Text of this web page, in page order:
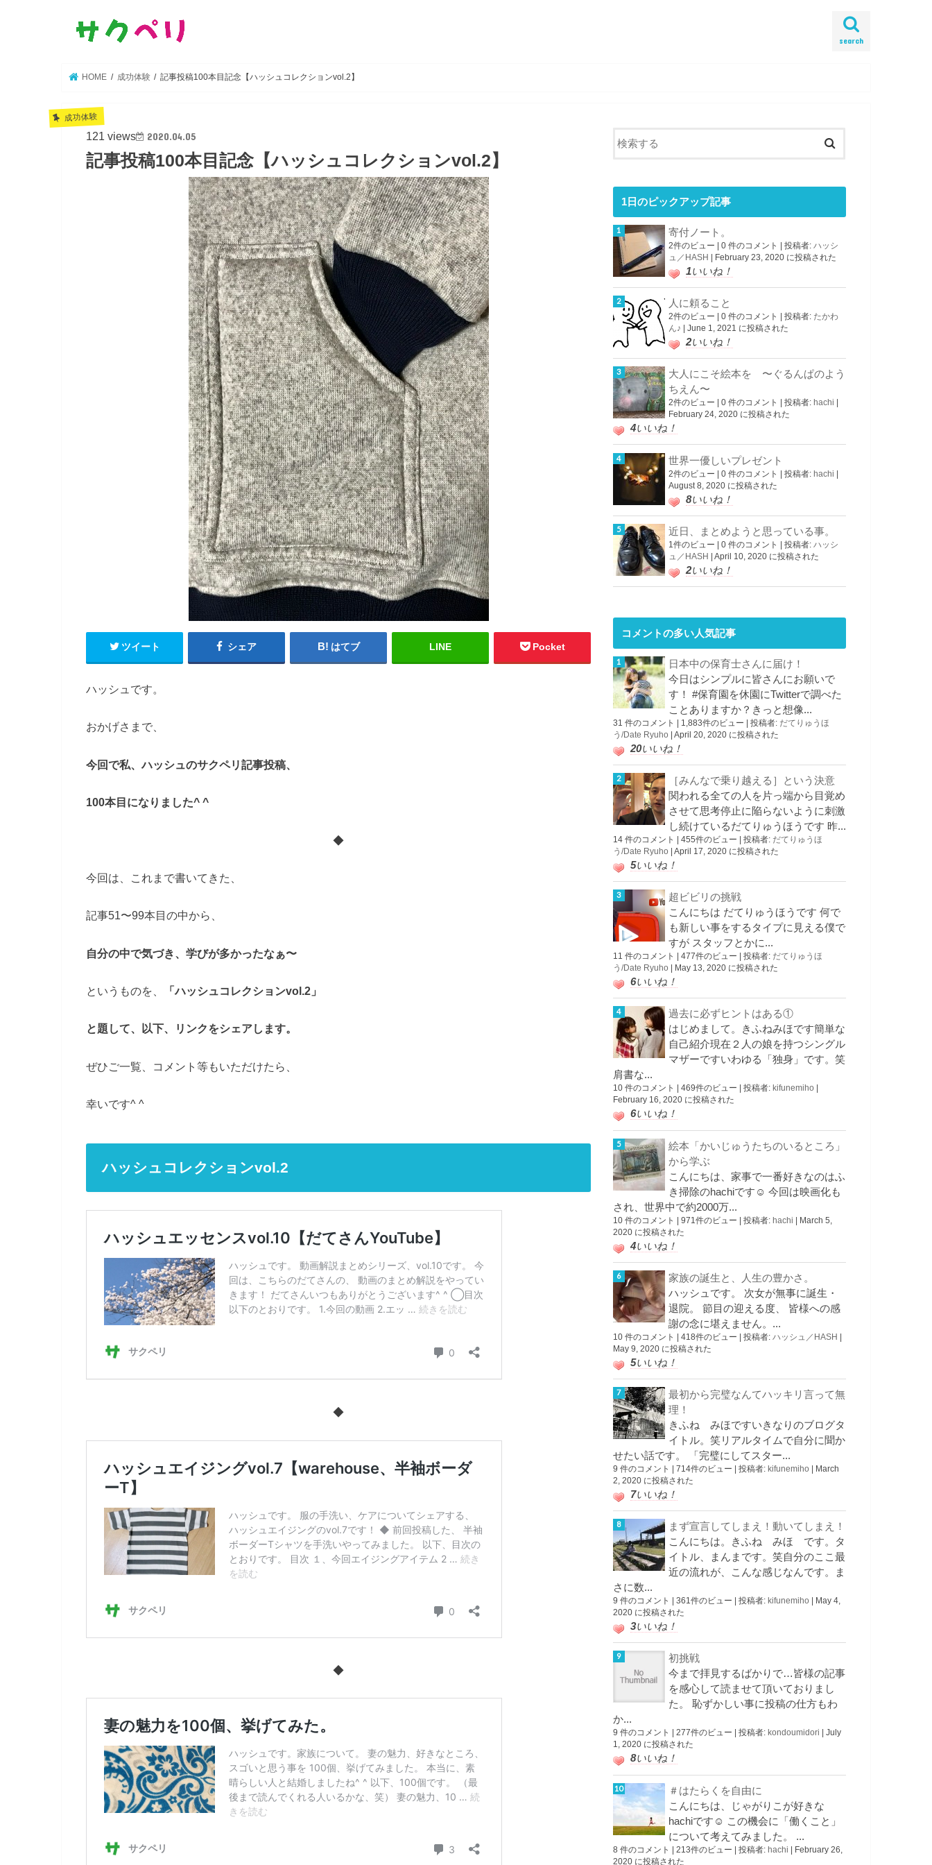
search
HOME 成功体験 記事投稿100本目記念【ハッシュコレクションvol.2】
成功体験
121 views 2020.04.05
記事投稿100本目記念【ハッシュコレクションvol.2】
ツイート シェア はてブ LINE Pocket
ハッシュです。
おかげさまで、
今回で私、ハッシュのサクペリ記事投稿、
100本目になりました^ ^
◆
今回は、これまで書いてきた、
記事51〜99本目の中から、
自分の中で気づき、学びが多かったなぁ〜
というものを、 「ハッシュコレクションvol.2」
と題して、以下、リンクをシェアします。
ぜひご一覧、コメント等もいただけたら、
幸いです^ ^
ハッシュコレクションvol.2
◆
◆
1日のピックアップ記事
寄付ノート。
2件のビュー 0 件のコメント 投稿者: ハッシ
ュ／HASH
February 23, 2020 に投稿された
1いいね！
人に頼ること
2件のビュー 0 件のコメント 投稿者: たかわ
ん♪
June 1, 2021 に投稿された
2いいね！
大人にこそ絵本を 〜ぐるんぱのよう
ちえん〜
2件のビュー 0 件のコメント 投稿者: hachi
February 24, 2020 に投稿された
4いいね！
世界一優しいプレゼント
2件のビュー | 0 件のコメント | 投稿者: hachi |
August 8, 2020 に投稿された
8いいね！
近日、まとめようと思っている事。
1件のビュー | 0 件のコメント | 投稿者: ハッシ
ュ／HASH | April 10, 2020 に投稿された
2いいね！
コメントの多い人気記事
日本中の保育士さんに届け！
今日はシンプルに皆さんにお願いで
す！ #保育園を休園にTwitterで調べた
ことありますか？きっと想像...
31 件のコメント | 1,883件のビュー | 投稿者: だてりゅうほ
う/Date Ryuho | April 20, 2020 に投稿された
20いいね！
［みんなで乗り越える］という決意
関われる全ての人を片っ端から目覚め
させて思考停止に陥らないように刺激
し続けているだてりゅうほうです 昨...
14 件のコメント 455件のビュー 投稿者: だてりゅうほ
う/Date Ryuho
April 17, 2020 に投稿された
5いいね！
超ビビリの挑戦
こんにちは だてりゅうほうです 何で
も新しい事をするタイプに見える僕で
すが スタッフとかに...
11 件のコメント 477件のビュー 投稿者: だてりゅうほ
う/Date Ryuho
May 13, 2020 に投稿された
6いいね！
過去に必ずヒントはある①
はじめまして。きふねみほです簡単な
自己紹介現在２人の娘を持つシングル
マザーですいわゆる「独身」です。笑
肩書な...
10 件のコメント 469件のビュー 投稿者: kifunemiho
February 16, 2020 に投稿された
6いいね！
絵本「かいじゅうたちのいるところ」
から学ぶ
こんにちは、家事で一番好きなのはふ
き掃除のhachiです☺︎ 今回は映画化も
され、世界中で約2000万...
10 件のコメント | 971件のビュー | 投稿者: hachi | March 5,
2020 に投稿された
4いいね！
家族の誕生と、人生の豊かさ。
ハッシュです。 次女が無事に誕生・
退院。 節目の迎える度、 皆様への感
謝の念に堪えません。...
10 件のコメント | 418件のビュー | 投稿者: ハッシュ／HASH |
May 9, 2020 に投稿された
5いいね！
最初から完璧なんてハッキリ言って無
理！
きふね みほですいきなりのブログタ
イトル。笑リアルタイムで自分に聞か
せたい話です。 「完璧にしてスター...
9 件のコメント 714件のビュー 投稿者: kifunemiho
March
2, 2020 に投稿された
7いいね！
まず宣言してしまえ！動いてしまえ！
こんにちは。きふね みほ です。タ
イトル、まんまです。笑自分のここ最
近の流れが、こんな感じなんです。ま
さに数...
9 件のコメント 361件のビュー 投稿者: kifunemiho
May 4,
2020 に投稿された
3いいね！
初挑戦
今まで拝見するばかりで…皆様の記事
を感心して読ませて頂いておりまし
た。 恥ずかしい事に投稿の仕方もわ
か...
9 件のコメント 277件のビュー 投稿者: kondoumidori
July
1, 2020 に投稿された
8いいね！
＃はたらくを自由に
こんにちは、じゃがりこが好きな
hachiです☺︎ この機会に「働くこと」
について考えてみました。 ...
8 件のコメント | 213件のビュー | 投稿者: hachi | February 26,
2020 に投稿された